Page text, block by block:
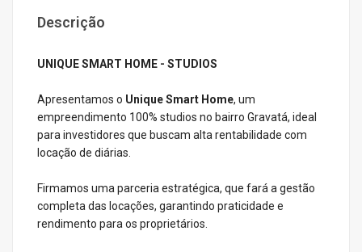
Descrição
UNIQUE SMART HOME - STUDIOS
Apresentamos o Unique Smart Home, um
empreendimento 100% studios no bairro Gravatá, ideal
para investidores que buscam alta rentabilidade com
locação de diárias.
Firmamos uma parceria estratégica, que fará a gestão
completa das locações, garantindo praticidade e
rendimento para os proprietários.